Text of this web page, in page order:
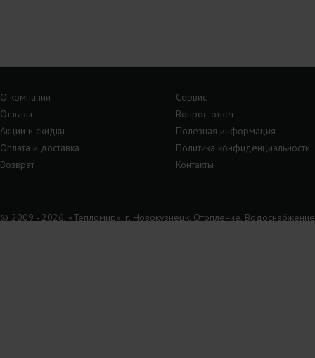
О компании
Сервис
Отзывы
Вопрос-ответ
Акции и скидки
Полезная информация
Оплата и доставка
Политика конфиденциальности
Возврат
Контакты
© 2009 - 2026, «Тепломир», г. Новокузнецк. Отопление,